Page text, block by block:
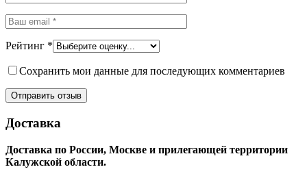
Рейтинг *
Сохранить мои данные для последующих комментариев
Доставка
Доставка по России, Москве и прилегающей территории
Калужской области.